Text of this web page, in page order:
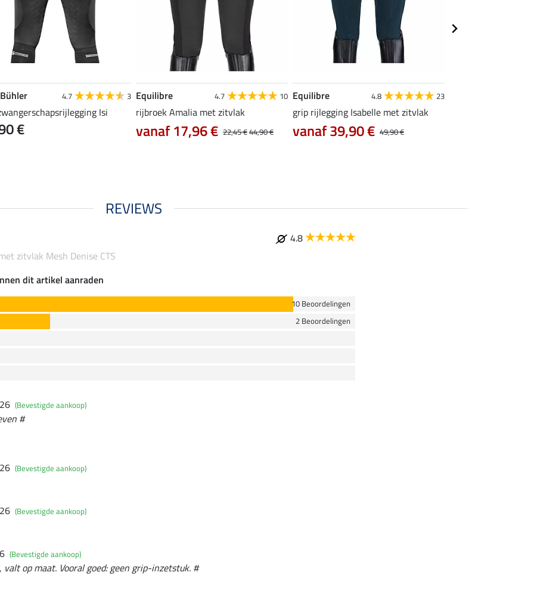
4.7 3
Isi
€
Equilibre 4.7 10
rijbroek Amalia met zitvlak
22,45 €44,90 €
vanaf 17,96 €
Equilibre 4.8 23
grip rijlegging Isabelle met zitvlak
49,90 €
vanaf 39,90 €
REVIEWS
4.8
zitvlak Mesh Denise CTS
dit artikel aanraden
10 Beoordelingen
2 Beoordelingen
(Bevestigde aankoop)
#
(Bevestigde aankoop)
(Bevestigde aankoop)
(Bevestigde aankoop)
op maat. Vooral goed: geen grip-inzetstuk. #